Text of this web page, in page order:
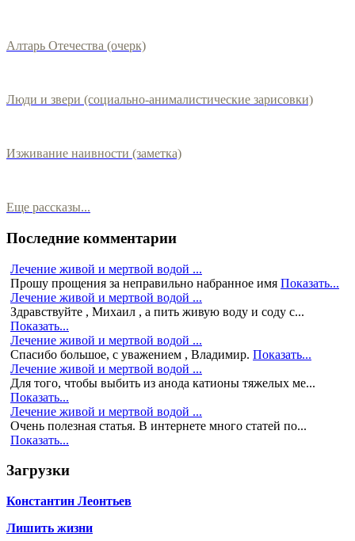
Алтарь Отечества (очерк)
Люди и звери (социально-анималистические зарисовки)
Изживание наивности (заметка)
Еще рассказы...
Последние комментарии
Лечение живой и мертвой водой ...
Прошу прощения за неправильно набранное имя Показать...
Лечение живой и мертвой водой ...
Здравствуйте , Михаил , а пить живую воду и соду с...
Показать...
Лечение живой и мертвой водой ...
Спасибо большое, с уважением , Владимир. Показать...
Лечение живой и мертвой водой ...
Для того, чтобы выбить из анода катионы тяжелых ме...
Показать...
Лечение живой и мертвой водой ...
Очень полезная статья. В интернете много статей по...
Показать...
Загрузки
Константин Леонтьев
Лишить жизни